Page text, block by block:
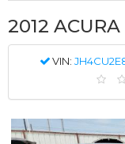
2012 ACURA
VIN: